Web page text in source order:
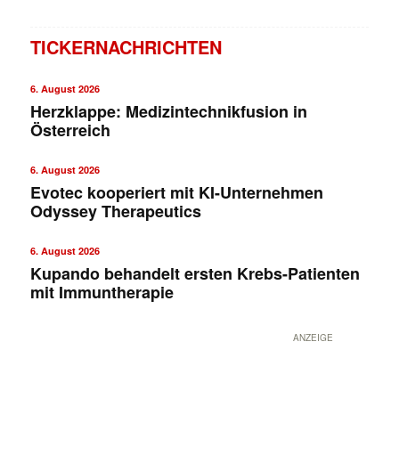
TICKERNACHRICHTEN
6. August 2026
Herzklappe: Medizintechnikfusion in
Österreich
6. August 2026
Evotec kooperiert mit KI-Unternehmen
Odyssey Therapeutics
6. August 2026
Kupando behandelt ersten Krebs-Patienten
mit Immuntherapie
ANZEIGE